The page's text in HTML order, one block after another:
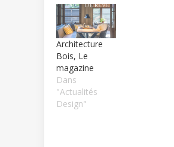
Architecture
Bois, Le
magazine
Dans
"Actualités
Design"